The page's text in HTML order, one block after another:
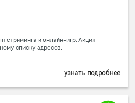
стриминга и онлайн-игр. Акция
списку адресов.
узнать подробнее